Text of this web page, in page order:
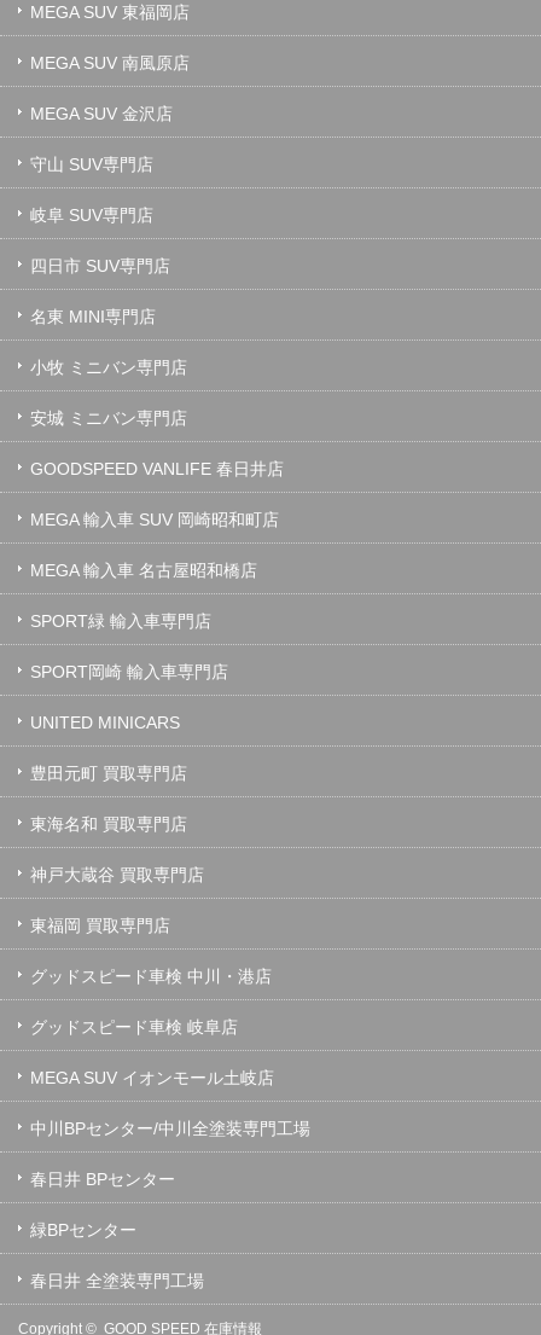
MEGA SUV 東福岡店
MEGA SUV 南風原店
MEGA SUV 金沢店
守山 SUV専門店
岐阜 SUV専門店
四日市 SUV専門店
名東 MINI専門店
小牧 ミニバン専門店
安城 ミニバン専門店
GOODSPEED VANLIFE 春日井店
MEGA 輸入車 SUV 岡崎昭和町店
MEGA 輸入車 名古屋昭和橋店
SPORT緑 輸入車専門店
SPORT岡崎 輸入車専門店
UNITED MINICARS
豊田元町 買取専門店
東海名和 買取専門店
神戸大蔵谷 買取専門店
東福岡 買取専門店
グッドスピード車検 中川・港店
グッドスピード車検 岐阜店
MEGA SUV イオンモール土岐店
中川BPセンター/中川全塗装専門工場
春日井 BPセンター
緑BPセンター
春日井 全塗装専門工場
Copyright © GOOD SPEED 在庫情報